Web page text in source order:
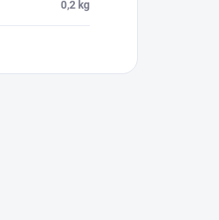
0,2 kg